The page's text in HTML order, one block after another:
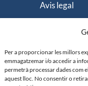
Per a proporcionar les millors
emmagatzemar i/o accedir a
permetrà processar dades com
aquest lloc. No consentir o
Avis legal
Declaració